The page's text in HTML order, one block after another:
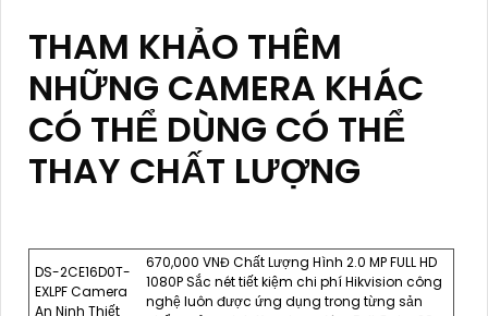
THAM KHẢO THÊM
NHỮNG CAMERA KHÁC
CÓ THỂ DÙNG CÓ THỂ
THAY CHẤT LƯỢNG
DS-2CE16D0T-
EXLPF Camera
An Ninh Thiết
670,000 VNĐ Chất Lượng Hình 2.0 MP FULL HD
1080P Sắc nét tiết kiệm chi phí Hikvision công
nghệ luôn được ứng dụng trong từng sản